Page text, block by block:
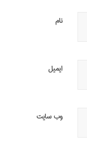
نام
ایمیل
وب‌ سایت